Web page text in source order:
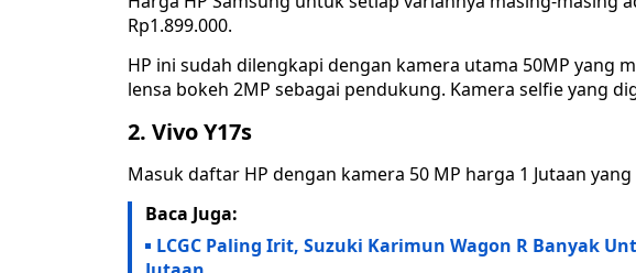
Rp1.899.000.
HP ini sudah dilengkapi dengan kamera utama 50MP yang
lensa bokeh 2MP sebagai pendukung. Kamera selfie yang
2. Vivo Y17s
Masuk daftar HP dengan kamera 50 MP harga 1 Jutaan yang
Baca Juga:
LCGC Paling Irit, Suzuki Karimun Wagon R Banyak